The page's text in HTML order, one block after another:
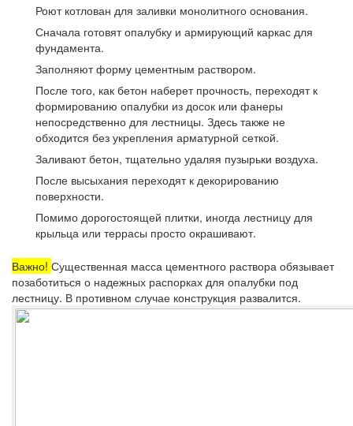
Роют котлован для заливки монолитного основания.
Сначала готовят опалубку и армирующий каркас для
фундамента.
Заполняют форму цементным раствором.
После того, как бетон наберет прочность, переходят к
формированию опалубки из досок или фанеры
непосредственно для лестницы. Здесь также не
обходится без укрепления арматурной сеткой.
Заливают бетон, тщательно удаляя пузырьки воздуха.
После высыхания переходят к декорированию
поверхности.
Помимо дорогостоящей плитки, иногда лестницу для
крыльца или террасы просто окрашивают.
Важно! Существенная масса цементного раствора обязывает
позаботиться о надежных распорках для опалубки под
лестницу. В противном случае конструкция развалится.